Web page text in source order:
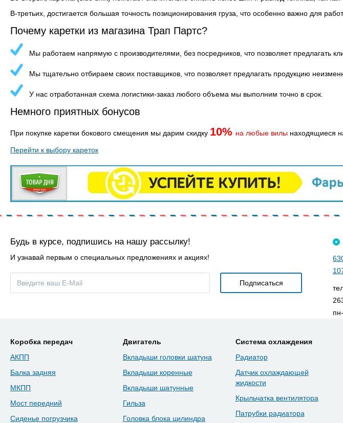
В-третьих, достигается большая точность позиционирования груза, что особенно важно для
Почему каретки из магазина Трап Партс?
Мы работаем напрямую с производителями, без посредников, что позволяет предлагать
Мы тщательно отбираем своих поставщиков, что позволяет предлагать продукцию
У нас отработанная схема логистики-заказ любого объема мы выполним точно в срок.
Немного приятных бонусов
При покупке каретки бокового смещения мы дарим скидку 10% на любые вилы находящиеся
Перейти к выбору кареток
Будь в курсе, подпишись на нашу рассылку!
И узнавай первым о специальных предложениях и акциях!
Коробка передач
АКПП
Балка задняя
МКПП
Мост передний
Сиденье погрузчика
Двигатель
Вкладыши головки шатуна
Вкладыши коренные
Вкладыши шатунные
Гильза
Головка блока цилиндра
Система охлаждения
Радиатор
Датчик охлаждающей
жидкости
Крыльчатка вентилятора
Патрубки радиатора